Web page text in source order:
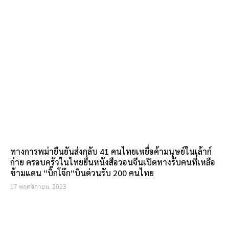
ทางการพม่ายืนยันส่งกลับ 41 คนไทยเหยื่อค้ามนุษย์ในเล้าก์
ก่าย ครอบครัวในไทยยื่นหนังสือวอนจีนเปิดทางรับคนที่เหลือ
ข้ามแดน “บิ๊กโจ๊ก”บินด่วนรับ 200 คนไทย
17 พฤศจิกายน, 2023